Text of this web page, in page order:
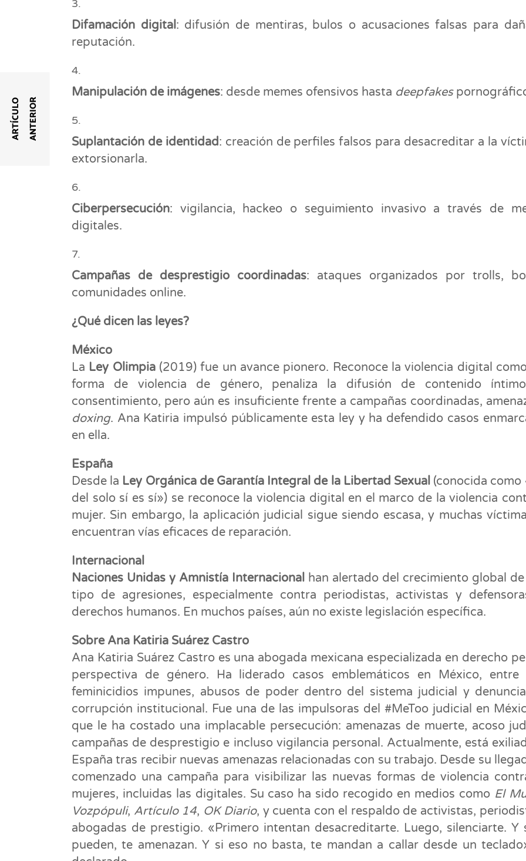
Difamación digital: difusión de mentiras, bulos o acusaciones falsas para
reputación.
Manipulación de imágenes: desde memes ofensivos hasta deepfakes
Suplantación de identidad: creación de perfiles falsos para desacreditar a la
extorsionarla.
Ciberpersecución: vigilancia, hackeo o seguimiento invasivo a través de
digitales.
Campañas de desprestigio coordinadas: ataques organizados por trolls,
comunidades online.
¿Qué dicen las leyes?
México
La Ley Olimpia(2019) fue un avance pionero. Reconoce la violencia digital
forma de violencia de género, penaliza la difusión de contenido
consentimiento, pero aún es insuficiente frente a campañas coordinadas,
doxing. Ana Katiria impulsó públicamente esta ley y ha defendido casos
en ella.
España
Desde la Ley Orgánica de Garantía Integral de la Libertad Sexual(conocida como
del solo sí es sí») se reconoce la violencia digital en el marco de la violencia
mujer. Sin embargo, la aplicación judicial sigue siendo escasa, y muchas
encuentran vías eficaces de reparación.
Internacional
Naciones Unidas y Amnistía Internacional han alertado del crecimiento global
tipo de agresiones, especialmente contra periodistas, activistas y
derechos humanos. En muchos países, aún no existe legislación específica.
Sobre Ana Katiria Suárez Castro
Ana Katiria Suárez Castro es una abogada mexicana especializada en derecho
perspectiva de género. Ha liderado casos emblemáticos en México, entre
feminicidios impunes, abusos de poder dentro del sistema judicial y
corrupción institucional. Fue una de las impulsoras del #MeToo judicial en
que le ha costado una implacable persecución: amenazas de muerte, acoso
campañas de desprestigio e incluso vigilancia personal. Actualmente, está
España tras recibir nuevas amenazas relacionadas con su trabajo. Desde su
comenzado una campaña para visibilizar las nuevas formas de violencia
mujeres, incluidas las digitales. Su caso ha sido recogido en medios como El
Vozpópuli, Artículo 14, OK Diario, y cuenta con el respaldo de activistas,
abogadas de prestigio. «Primero intentan desacreditarte. Luego, silenciarte. Y
pueden, te amenazan. Y si eso no basta, te mandan a callar desde un
A
R
T
Í
C
U
L
O
A
N
T
E
R
I
O R